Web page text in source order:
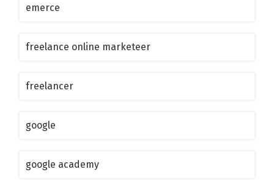
emerce
freelance online marketeer
freelancer
google
google academy